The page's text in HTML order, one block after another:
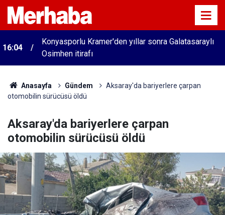
16:04
Konyasporlu Kramer'den yıllar sonra Galatasaraylı
Osimhen itirafı
Anasayfa Gündem
Aksaray'da bariyerlere çarpan
otomobilin sürücüsü öldü
Aksaray'da bariyerlere çarpan
otomobilin sürücüsü öldü